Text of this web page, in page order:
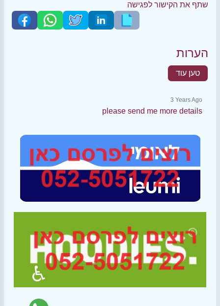
שתף את הקישור לפגישה
הערות
טען עוד
3 Years Ago
please send me more details
♿